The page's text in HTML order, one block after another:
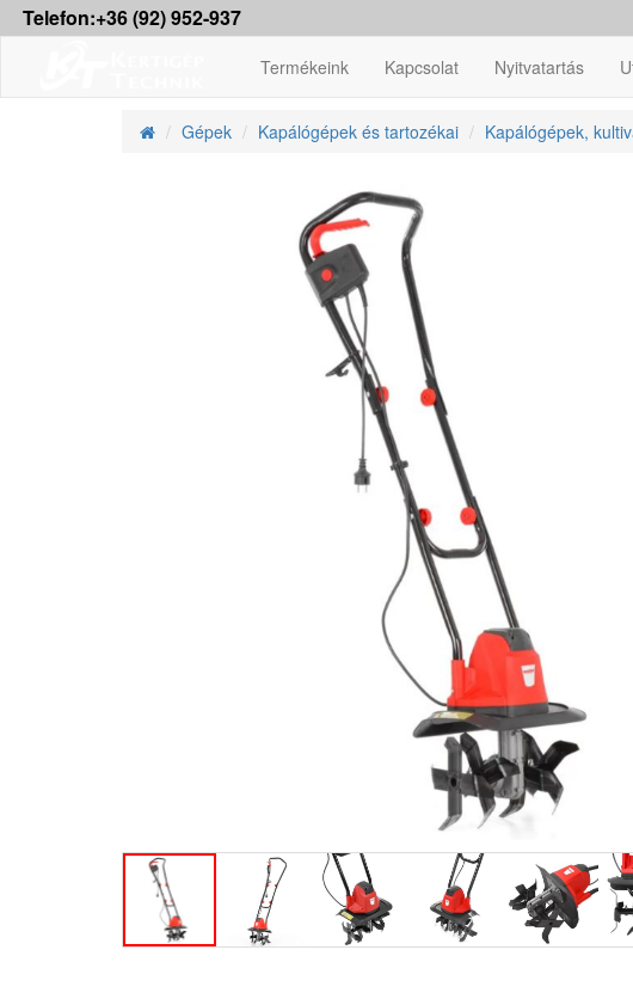
Telefon:+36 (92) 952-937
Termékeink Kapcsolat Nyitvatartás
Gépek Kapálógépek és tartozékai Kapálógépek,